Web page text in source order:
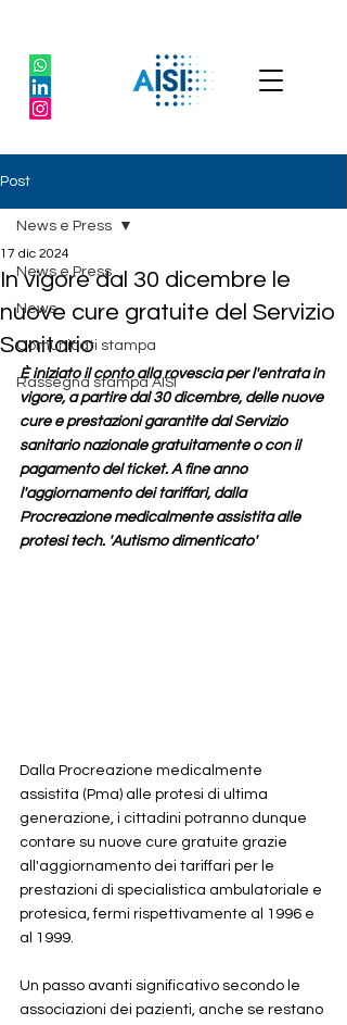
Post
News e Press
News
Comunicati stampa
Rassegna stampa AISI
News e Press
In vigore dal 30 dicembre le
nuove cure gratuite del Servizio
Sanitario
17 dic 2024
È iniziato il conto alla rovescia per l'entrata in
vigore, a partire dal 30 dicembre, delle nuove
cure e prestazioni garantite dal Servizio
sanitario nazionale gratuitamente o con il
pagamento del ticket. A fine anno
l'aggiornamento dei tariffari, dalla
Procreazione medicalmente assistita alle
protesi tech. 'Autismo dimenticato'
Dalla Procreazione medicalmente
assistita (Pma) alle protesi di ultima
generazione, i cittadini potranno dunque
contare su nuove cure gratuite grazie
all'aggiornamento dei tariffari per le
prestazioni di specialistica ambulatoriale e
protesica, fermi rispettivamente al 1996 e
al 1999.
Un passo avanti significativo secondo le
associazioni dei pazienti, anche se restano